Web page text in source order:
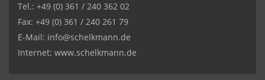
Tel.: +49 (0) 361 / 240 362 02
Fax: +49 (0) 361 / 240 261 79
E-Mail: info@schelkmann.de
Internet: www.schelkmann.de